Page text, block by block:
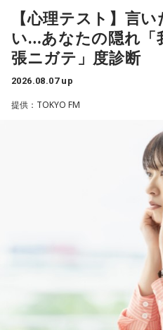
「あ、自分もバンドできるん
ワクワク感のようなものが、
ちゃうみたいな、そういうバ
ます。歌詞は自分と向き合って
ど、音像がかなり爽やかなので
次回8月8日（土）の放送は、
チャルYouTuberのぼっちぼろ
この日の放送をradikoタイム
※放送エリア外の方は、プレミ
番組名：JA全農 COUNTDOWN
放送エリア：TOKYO FMをは
性を語ります。
江原：やっぱり、集中力が欠
べて、新しいお家を建てればま
けれど、そういう風な自分自身
れを大事にして、コンディショ
ことであれば、もしかしたら悩
だったかもしれない。だって
ところが、何かふと不安にな
例えば、小さいお子さんがい
れど身体がついていけないと
になったりする時って出ちゃ
気な「キャー！」というのも
いうくらいで済むけれど、頭
自分の体力、コンディション
（氣）だから、しっかり食べ
い。それも、仕事のうちです。
れることがあります。病気だ
いるのですが、心が疲れてき
り、夫と新しく家を建てるた
仕事がつらいからこそ私生活が
の心持ちについてアドバイス
――患者からの暴言や暴力に心
過酷な現場で奮闘する看護師
ことを申し上げるようだけれ
的なアドバイスを提示しました。
江原：私はね、ちょっと意外
ど、「体力」だと思います。や
く寝る。で、やっぱり看護師
とかね。いろいろとシフトが
ンを持っていくのがとっても
これ、ばかにならなくて、私
【心理テスト】言
い…あなたの隠れ「
張ニガテ」度診断
2026.08.07 up
提供：TOKYO FM